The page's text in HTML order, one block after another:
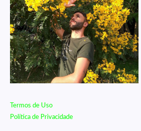
Termos de Uso
Política de Privacidade